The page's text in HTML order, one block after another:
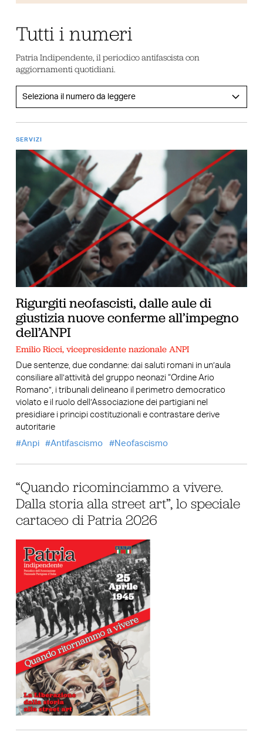
Tutti i numeri
Patria Indipendente, il periodico antifascista con
aggiornamenti quotidiani.
SERVIZI
Rigurgiti neofascisti, dalle aule di
giustizia nuove conferme all’impegno
dell’ANPI
Emilio Ricci, vicepresidente nazionale ANPI
Due sentenze, due condanne: dai saluti romani in un’aula
consiliare all’attività del gruppo neonazi “Ordine Ario
Romano”, i tribunali delineano il perimetro democratico
violato e il ruolo dell’Associazione dei partigiani nel
presidiare i principi costituzionali e contrastare derive
autoritarie
Anpi
Antifascismo Neofascismo
“Quando ricominciammo a vivere.
Dalla storia alla street art”, lo speciale
cartaceo di Patria 2026